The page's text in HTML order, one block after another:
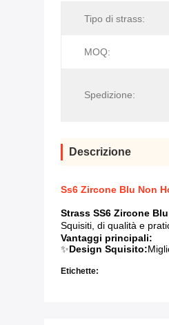
Tipo di strass:
MOQ:
Spedizione:
Descrizione
Ss6 Zircone Blu Non
Strass SS6 Zircone
Squisiti, di qualità e
Vantaggi principali:
✨Design Squisito:
Etichette: